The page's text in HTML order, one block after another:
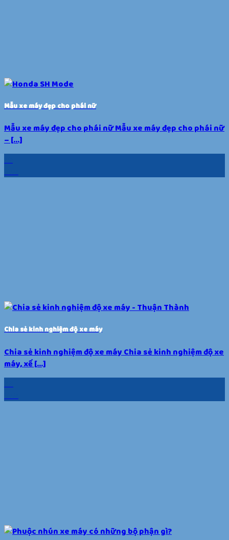
Mẫu xe máy đẹp cho phái nữ
Mẫu xe máy đẹp cho phái nữ Mẫu xe máy đẹp cho phái nữ
– [...]
Chia sẻ kinh nghiệm độ xe máy
Chia sẻ kinh nghiệm độ xe máy Chia sẻ kinh nghiệm độ xe
máy, xế [...]